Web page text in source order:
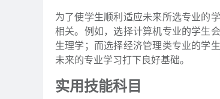
为了使学生顺利适应未来所选专业的
相关。例如，选择计算机专业的学生
生理学；而选择经济管理类专业的学
未来的专业学习打下良好基础。
实用技能科目